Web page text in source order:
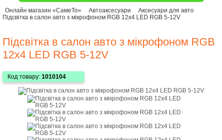
Онлайн магазин «СамеТо» Автоаксесуари
Аксесуари для авто
Підсвітка в салон авто з мікрофоном RGB 12х4 LED RGB 5-12V
Підсвітка в салон авто з мікрофоном RGB
12х4 LED RGB 5-12V
Код товару: 1010104